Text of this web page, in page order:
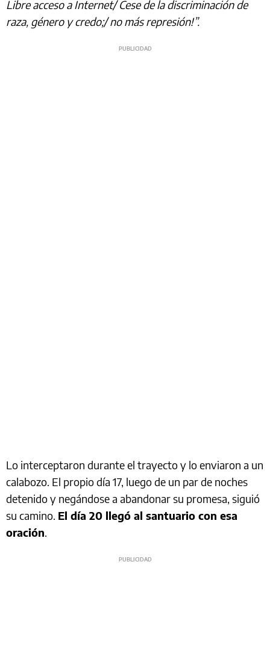
Libre acceso a Internet/ Cese de la discriminación de
raza, género y credo;/ no más represión!”.
Lo interceptaron durante el trayecto y lo enviaron a un
calabozo. El propio día 17, luego de un par de noches
detenido y negándose a abandonar su promesa, siguió
su camino. El día 20 llegó al santuario con esa
oración.